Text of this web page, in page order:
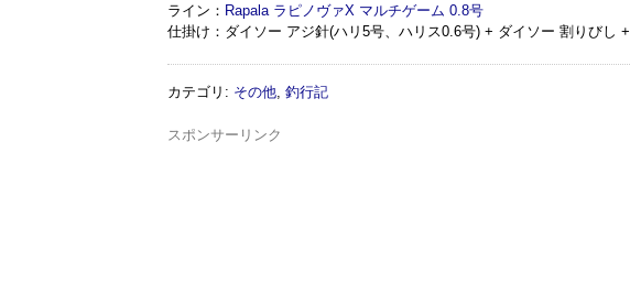
ライン： Rapala ラピノヴァX マルチゲーム 0.8号
仕掛け：ダイソー アジ針(ハリ5号、ハリス0.6号) + ダイソー 割りびし +
カテゴリ : その他 釣行記
スポンサーリンク